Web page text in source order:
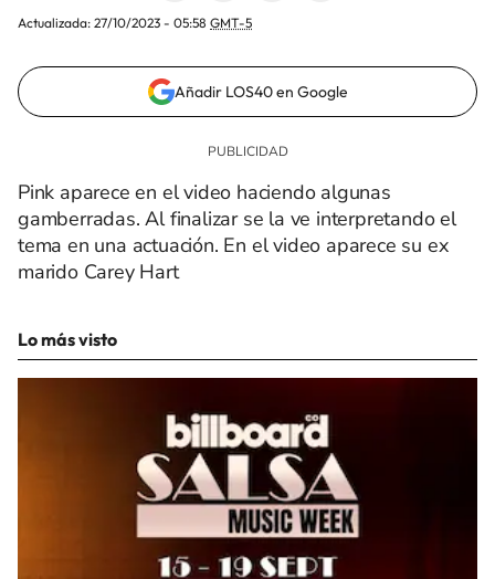
Actualizada: 27/10/2023 - 05:58 GMT-5
Añadir LOS40 en Google
Pink aparece en el video haciendo algunas
gamberradas. Al finalizar se la ve interpretando el
tema en una actuación. En el video aparece su ex
marido Carey Hart
Lo más visto